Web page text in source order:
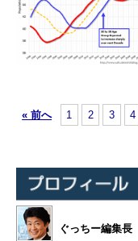
« 前へ 1 2 3 4
ぐっちー編集長